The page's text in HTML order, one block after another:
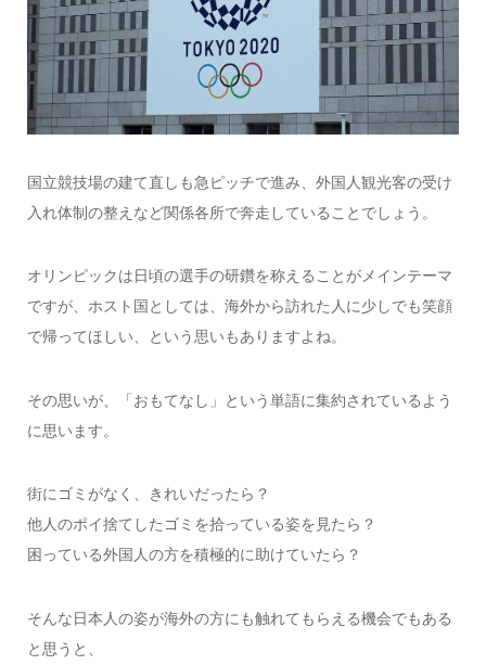
国立競技場の建て直しも急ピッチで進み、外国人観光客の受け
入れ体制の整えなど関係各所で奔走していることでしょう。
オリンピックは日頃の選手の研鑽を称えることがメインテーマ
ですが、ホスト国としては、海外から訪れた人に少しでも笑顔
で帰ってほしい、という思いもありますよね。
その思いが、「おもてなし」という単語に集約されているよう
に思います。
街にゴミがなく、きれいだったら？
他人のポイ捨てしたゴミを拾っている姿を見たら？
困っている外国人の方を積極的に助けていたら？
そんな日本人の姿が海外の方にも触れてもらえる機会でもある
と思うと、